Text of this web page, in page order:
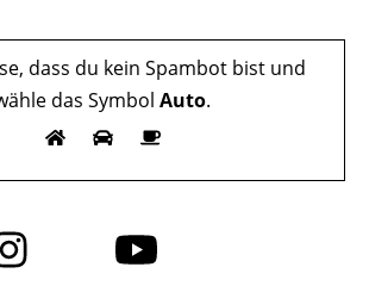
dass du kein Spambot bist und
das Symbol Auto.
Folge